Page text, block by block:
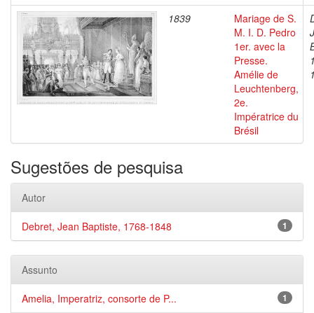
1839
Mariage de S.
M. I. D. Pedro
1er. avec la
Presse.
Amélie de
Leuchtenberg,
2e.
Impératrice du
Brésil
Sugestões de pesquisa
Autor
1
Debret, Jean Baptiste, 1768-1848
Assunto
1
Amelia, Imperatriz, consorte de P...